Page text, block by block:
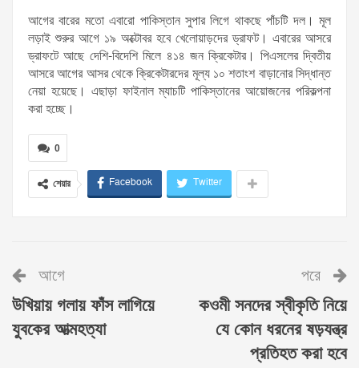
আগের বারের মতো এবারো পাকিস্তান সুপার লিগে থাকছে পাঁচটি দল। মূল
লড়াই শুরুর আগে ১৯ অক্টোবর হবে খেলোয়াড়দের ড্রাফট। এবারের আসরে
ড্রাফটে আছে দেশি-বিদেশি মিলে ৪১৪ জন ক্রিকেটার। পিএসলের দ্বিতীয়
আসরে আগের আসর থেকে ক্রিকেটারদের মূল্য ১০ শতাংশ বাড়ানোর সিদ্ধান্ত
নেয়া হয়েছে। এছাড়া ফাইনাল ম্যাচটি পাকিস্তানের আয়োজনের পরিকল্পনা
করা হচ্ছে।
0
শেয়ার Facebook Twitter
আগে
উখিয়ায় গলায় ফাঁস লাগিয়ে
যুবকের আত্মহত্যা
পরে
কওমী সনদের স্বীকৃতি নিয়ে
যে কোন ধরনের ষড়যন্ত্র
প্রতিহত করা হবে